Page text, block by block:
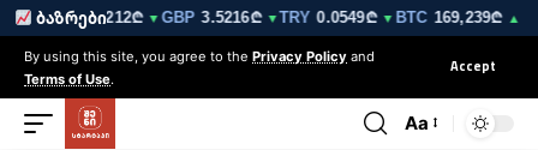
ბაზრები
▼ EUR3.0212₾▼GBP3.5216₾▼TRY0.0549₾▼BTC169,239₾▲
By using this site, you agree to the Privacy Policy and
Terms of Use.
Accept
Aa